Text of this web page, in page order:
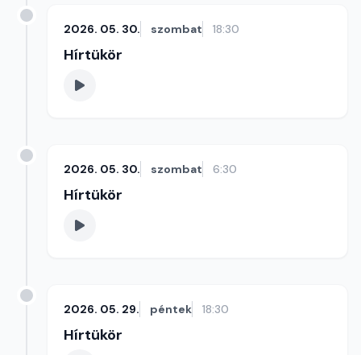
2026. 05. 30. szombat 18:30
Hírtükör
2026. 05. 30. szombat 6:30
Hírtükör
2026. 05. 29. péntek 18:30
Hírtükör